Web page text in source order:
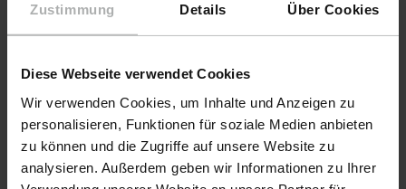
Zustimmung Details Über Cookies
Diese Webseite verwendet Cookies
Wir verwenden Cookies, um Inhalte und Anzeigen zu
personalisieren, Funktionen für soziale Medien anbieten
zu können und die Zugriffe auf unsere Website zu
analysieren. Außerdem geben wir Informationen zu Ihrer
Details
Gefahrenhinweise
Downloads